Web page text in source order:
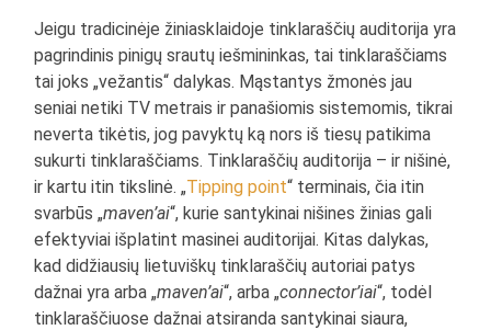
Jeigu tradicinėje žiniasklaidoje tinklaraščių auditorija yra
pagrindinis pinigų srautų iešmininkas, tai tinklaraščiams
tai joks „vežantis“ dalykas. Mąstantys žmonės jau
seniai netiki TV metrais ir panašiomis sistemomis, tikrai
neverta tikėtis, jog pavyktų ką nors iš tiesų patikima
sukurti tinklaraščiams. Tinklaraščių auditorija – ir nišinė,
ir kartu itin tikslinė. „Tipping point“ terminais, čia itin
svarbūs „maven’ai“, kurie santykinai nišines žinias gali
efektyviai išplatint masinei auditorijai. Kitas dalykas,
kad didžiausių lietuviškų tinklaraščių autoriai patys
dažnai yra arba „maven’ai“, arba „connector’iai“, todėl
tinklaraščiuose dažnai atsiranda santykinai siaura,